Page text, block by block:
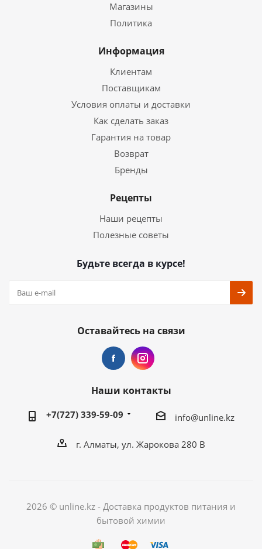
Магазины
Политика
Информация
Клиентам
Поставщикам
Условия оплаты и доставки
Как сделать заказ
Гарантия на товар
Возврат
Бренды
Рецепты
Наши рецепты
Полезные советы
Будьте всегда в курсе!
Оставайтесь на связи
Наши контакты
+7(727) 339-59-09 info@unline.kz
г. Алматы, ул. Жарокова 280 В
2026 © unline.kz - Доставка продуктов питания и
бытовой химии